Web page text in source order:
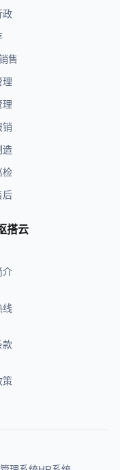
政
售
理
理
销
造
检
后
搭云
介
线
款
策